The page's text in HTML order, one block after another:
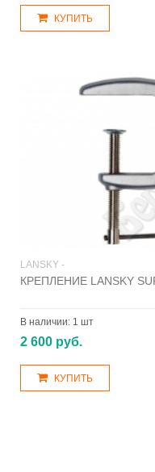
КУПИТЬ
LANSKY -
КРЕПЛЕНИЕ LANSKY
В наличии: 1 шт
2 600 руб.
КУПИТЬ